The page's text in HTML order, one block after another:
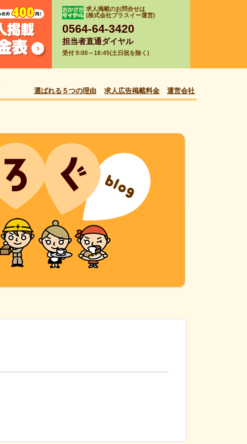
求人掲載のお問合せは
(株式会社プラスイー運営)
0564-64-3420
担当者直通ダイヤル
受付 9:00～16:45(土日祝を除く)
選ばれる５つの理由 求人広告掲載料金 運営会社